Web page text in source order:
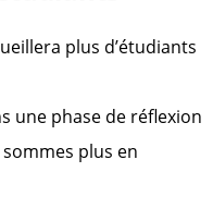
plus d’étudiants
une phase de réflexion
plus en